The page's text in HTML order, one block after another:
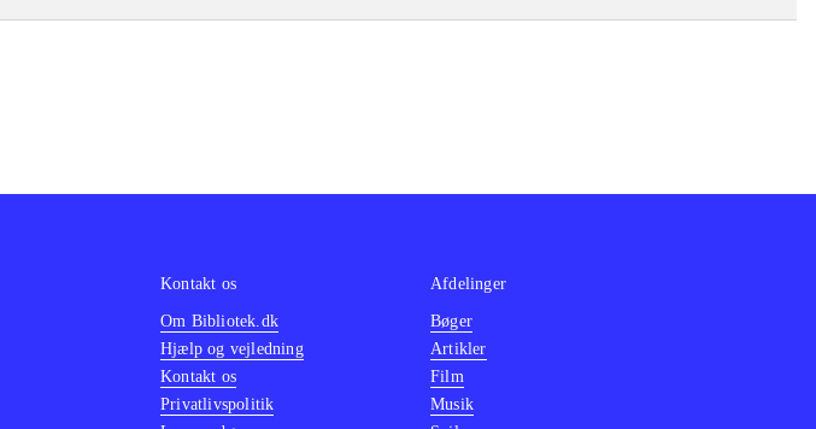
Kontakt os
Om Bibliotek.dk
Hjælp og vejledning
Kontakt os
Privatlivspolitik
Afdelinger
Bøger
Artikler
Film
Musik